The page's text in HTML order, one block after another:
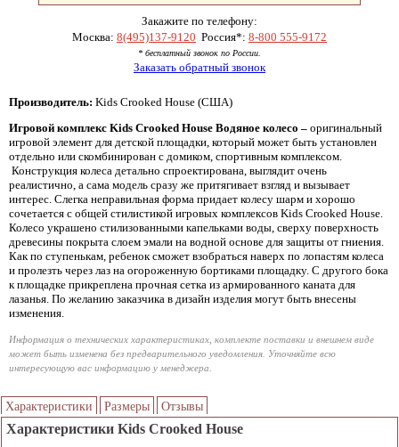
Закажите по телефону:
Москва: 8(495)137-9120 Россия*: 8-800 555-9172
* бесплатный звонок по России.
Заказать обратный звонок
Производитель: Kids Crooked House (США)
Игровой комплекс Kids Crooked House Водяное колесо – оригинальный
игровой элемент для детской площадки, который может быть установлен
отдельно или скомбинирован с домиком, спортивным комплексом.
Конструкция колеса детально спроектирована, выглядит очень
реалистично, а сама модель сразу же притягивает взгляд и вызывает
интерес. Слегка неправильная форма придает колесу шарм и хорошо
сочетается с общей стилистикой игровых комплексов Kids Crooked House.
Колесо украшено стилизованными капельками воды, сверху поверхность
древесины покрыта слоем эмали на водной основе для защиты от гниения.
Как по ступенькам, ребенок сможет взобраться наверх по лопастям колеса
и пролезть через лаз на огороженную бортиками площадку. С другого бока
к площадке прикреплена прочная сетка из армированного каната для
лазанья. По желанию заказчика в дизайн изделия могут быть внесены
изменения.
Информация о технических характеристиках, комплекте поставки и внешнем виде
может быть изменена без предварительного уведомления. Уточняйте всю
интересующую вас информацию у менеджера.
Характеристики Размеры Отзывы
Характеристики Kids Crooked House